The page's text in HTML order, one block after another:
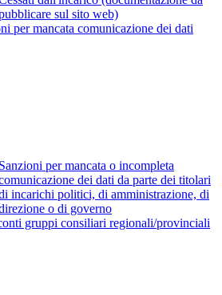
sul sito web)
per mancata comunicazione dei dati
Sanzioni per mancata o incompleta
dei dati da parte dei titolari
incarichi politici, di amministrazione, di
o di governo
gruppi consiliari regionali/provinciali